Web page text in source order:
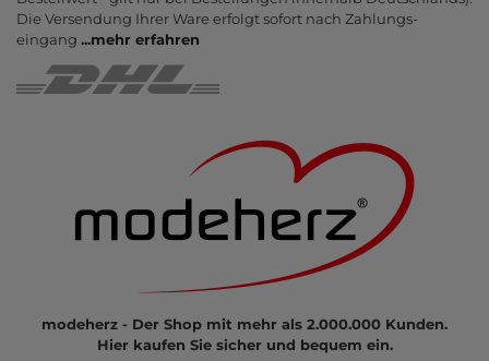
Die Ver­sendung Ihrer Ware er­folgt sofort nach Zahlungs­
eingang ...mehr erfahren
modeherz - Der Shop mit mehr als 2.000.000 Kunden.
Hier kaufen Sie sicher und bequem ein.